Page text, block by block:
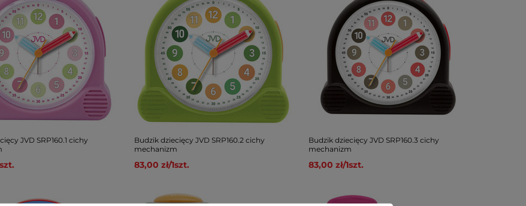
JVD SRP160.1 cichy
szt.
Budzik dziecięcy JVD SRP160.2 cichy
mechanizm
83,00 zł/1szt.
Budzik dziecięcy JVD SRP160.3 cichy
mechanizm
83,00 zł/1szt.